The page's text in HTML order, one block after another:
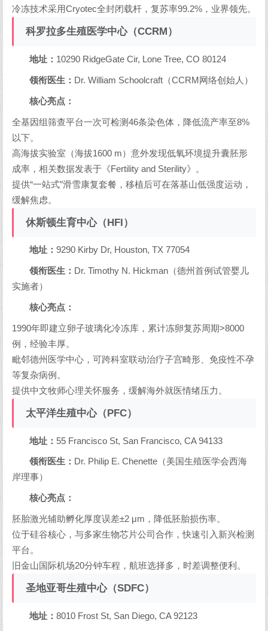
冷冻技术采用Cryotec全封闭载杆，复苏率99.2%，业界领先。
科罗拉多生殖医学中心（CCRM）
地址： 10290 RidgeGate Cir, Lone Tree, CO 80124
领衔医生： Dr. William Schoolcraft（CCRM网络创始人）
核心亮点：
全基因组筛查平台一次可检测46条染色体，降低流产率至8%
以下。
高海拔实验室（海拔1600 m）意外发现低氧环境提升囊胚形
成率，相关数据发表于《Fertility and Sterility》。
提供“一站式”滑雪康复套餐，移植后可在落基山低强度运动，
缓解焦虑。
休斯顿生育中心（HFI）
地址：9290 Kirby Dr, Houston, TX 77054
领衔医生： Dr. Timothy N. Hickman（德州首例试管婴儿
实施者）
核心亮点：
1990年即建立卵子玻璃化冷冻库，累计冻卵复苏周期>8000
例，经验丰厚。
毗邻德州医学中心，可跨科室联动治疗子宫畸形、免疫性不孕
等复杂病例。
提供中文牧师心理关怀服务，缓解海外就医情绪压力。
太平洋生殖中心（PFC）
地址： 55 Francisco St, San Francisco, CA 94133
领衔医生： Dr. Philip E. Chenette（美国生殖医学会西海
岸理事）
核心亮点：
胚胎激光辅助孵化厚度误差±2 μm，降低胚胎损伤率。
位于硅谷核心，与多家生物芯片公司合作，快速引入新兴检测
平台。
旧金山国际机场20分钟车程，航班选择多，时差调整便利。
圣地亚哥生殖中心（SDFC）
地址：8010 Frost St, San Diego, CA 92123